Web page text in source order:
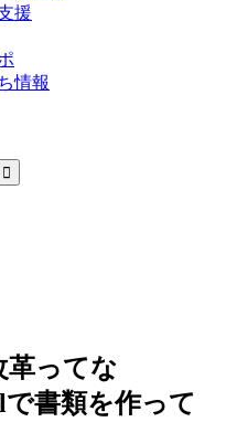
援
情報
革ってな
書類を作って